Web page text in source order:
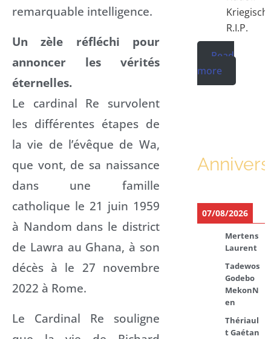
remarquable intelligence.
Un zèle réfléchi pour
annoncer les vérités
éternelles.
Le cardinal Re survolent
les différentes étapes de
la vie de l’évêque de Wa,
que vont, de sa naissance
dans une famille
catholique le 21 juin 1959
à Nandom dans le district
de Lawra au Ghana, à son
décès à le 27 novembre
2022 à Rome.
Le Cardinal Re souligne
Kriegisch
R.I.P.
Read
more
07/08/2026
Mertens
Laurent
Tadewos
Godebo
MekonN
en
Thériaul
t Gaétan